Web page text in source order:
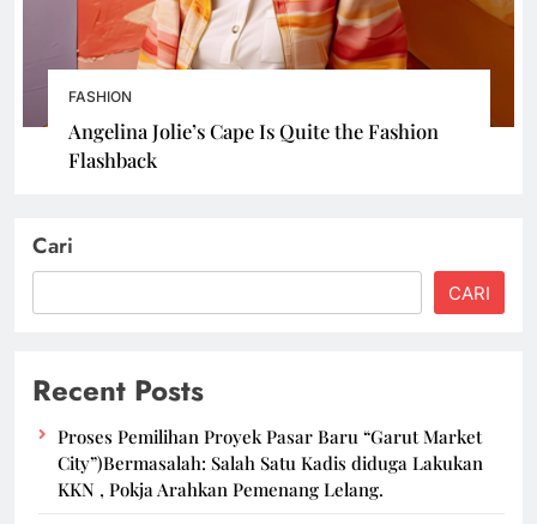
FASHION
Angelina Jolie’s Cape Is Quite the Fashion
Flashback
Cari
CARI
Recent Posts
Proses Pemilihan Proyek Pasar Baru “Garut Market
City”)Bermasalah: Salah Satu Kadis diduga Lakukan
KKN , Pokja Arahkan Pemenang Lelang.